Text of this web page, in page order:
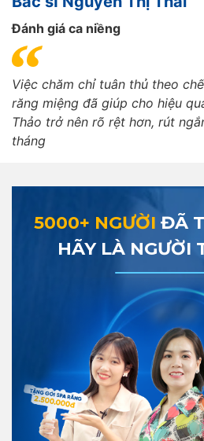
Đánh giá ca niềng
Việc chăm chỉ tuân thủ theo
răng miệng đã giúp cho hiệu
Thảo trở nên rõ rệt hơn, rút
tháng
5000+ NGƯỜI ĐÃ
HÃY LÀ NGƯỜI